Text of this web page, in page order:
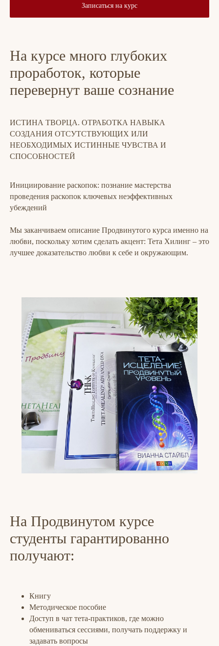
Записаться на курс
На курсе много глубоких
проработок, которые
перевернут ваше сознание
ИСТИНА ТВОРЦА. ОТРАБОТКА НАВЫКА
СОЗДАНИЯ ОТСУТСТВУЮЩИХ ИЛИ
НЕОБХОДИМЫХ ИСТИННЫЕ ЧУВСТВА И
СПОСОБНОСТЕЙ
Инициирование раскопок: познание мастерства
проведения раскопок ключевых неэффективных
убеждений
Мы заканчиваем описание Продвинутого курса именно на
любви, поскольку хотим сделать акцент: Тета Хилинг – это
лучшее доказательство любви к себе и окружающим.
На Продвинутом курсе
студенты гарантированно
получают:
Книгу
Методическое пособие
Доступ в чат тета-практиков, где можно
обмениваться сессиями, получать поддержку и
задавать вопросы